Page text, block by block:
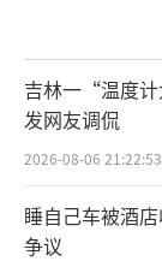
吉林一“温度
发网友调侃
2026-08-06 21:22:53
睡自己车被酒
争议